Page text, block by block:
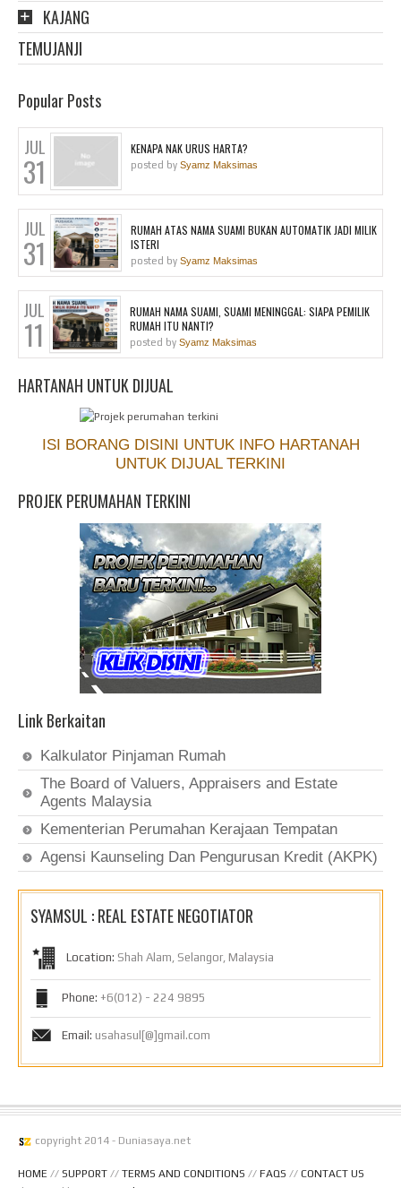
KAJANG
TEMUJANJI
Popular Posts
JUL
31
KENAPA NAK URUS HARTA?
posted by Syamz Maksimas
JUL
31
RUMAH ATAS NAMA SUAMI BUKAN AUTOMATIK JADI MILIK
ISTERI
posted by Syamz Maksimas
JUL
11
RUMAH NAMA SUAMI, SUAMI MENINGGAL: SIAPA PEMILIK
RUMAH ITU NANTI?
posted by Syamz Maksimas
HARTANAH UNTUK DIJUAL
ISI BORANG DISINI UNTUK INFO HARTANAH
UNTUK DIJUAL TERKINI
PROJEK PERUMAHAN TERKINI
Link Berkaitan
Kalkulator Pinjaman Rumah
The Board of Valuers, Appraisers and Estate
Agents Malaysia
Kementerian Perumahan Kerajaan Tempatan
Agensi Kaunseling Dan Pengurusan Kredit (AKPK)
SYAMSUL : REAL ESTATE NEGOTIATOR
Location: Shah Alam, Selangor, Malaysia
Phone: +6(012) - 224 9895
Email: usahasul[@]gmail.com
copyright 2014 - Duniasaya.net
HOME // SUPPORT // TERMS AND CONDITIONS // FAQS // CONTACT US